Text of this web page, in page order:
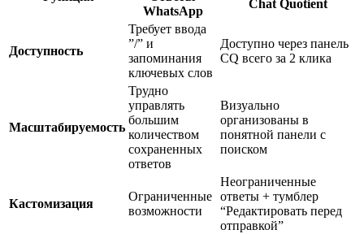
WhatsApp
Chat Quotient
Доступность
Требует ввода
”/” и
запоминания
ключевых слов
Доступно через панель
CQ всего за 2 клика
Масштабируемость
Трудно
управлять
большим
количеством
сохраненных
ответов
Визуально
организованы в
понятной панели с
поиском
Кастомизация
Ограниченные
возможности
Неограниченные
ответы + тумблер
“Редактировать перед
отправкой”